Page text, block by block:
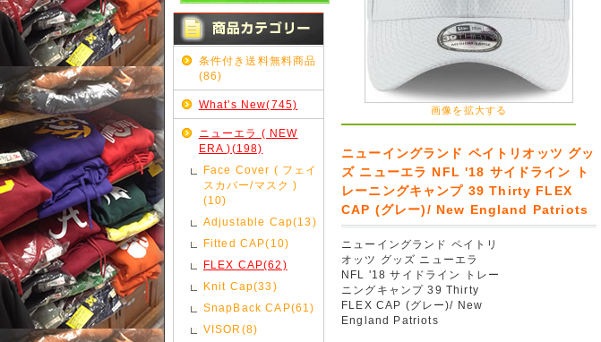
条件付き送料無料商品
(86)
What's New(745)
ニューエラ ( NEW
ERA )(198)
Face Cover ( フェイ
スカバー/マスク )
(10)
Adjustable Cap(13)
Fitted CAP(10)
FLEX CAP(62)
Knit Cap(33)
SnapBack CAP(61)
VISOR(8)
画像を拡大する
ニューイングランド ペイトリオッツ グッ
ズ ニューエラ NFL '18 サイドライン ト
レーニングキャンプ 39 Thirty FLEX
CAP (グレー)/ New England Patriots
ニューイングランド ペイトリ
オッツ グッズ ニューエラ
NFL '18 サイドライン トレー
ニングキャンプ 39 Thirty
FLEX CAP (グレー)/ New
England Patriots